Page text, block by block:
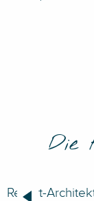
Die
Resort-